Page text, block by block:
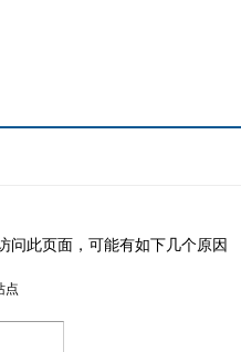
问此页面，可能有如下几个原因
点